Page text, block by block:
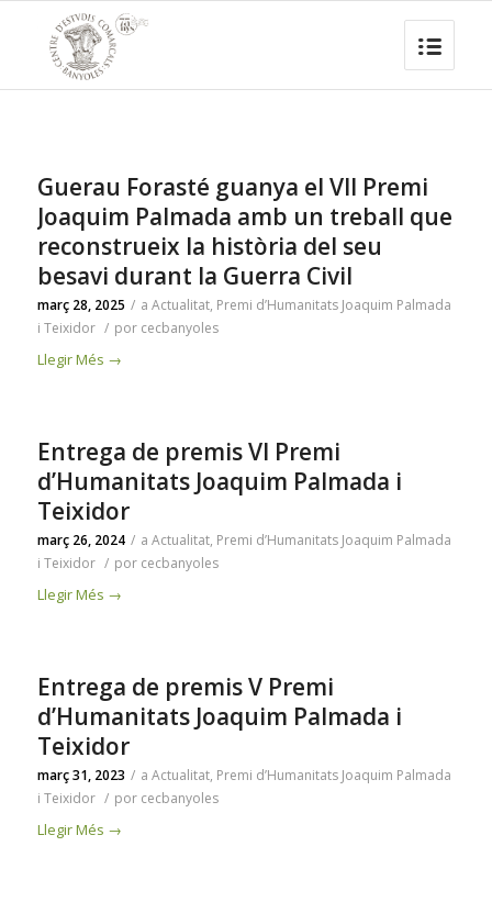
Guerau Forasté guanya el VII Premi
Joaquim Palmada amb un treball que
reconstrueix la història del seu
besavi durant la Guerra Civil
març 28, 2025 / a Actualitat, Premi d’Humanitats Joaquim Palmada
i Teixidor / por cecbanyoles
Llegir Més →
Entrega de premis VI Premi
d’Humanitats Joaquim Palmada i
Teixidor
març 26, 2024 / a Actualitat, Premi d’Humanitats Joaquim Palmada
i Teixidor / por cecbanyoles
Llegir Més →
Entrega de premis V Premi
d’Humanitats Joaquim Palmada i
Teixidor
març 31, 2023 / a Actualitat, Premi d’Humanitats Joaquim Palmada
i Teixidor / por cecbanyoles
Llegir Més →